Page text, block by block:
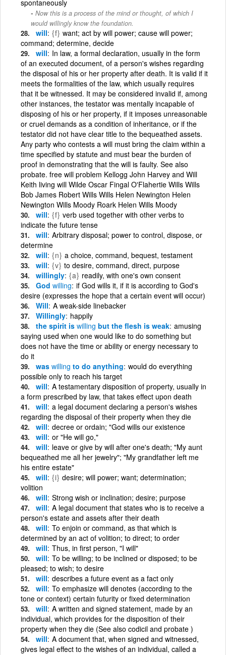
spontaneously
Now this is a process of the mind or thought, of which I
would willingly know the foundation.
will {f} want; act by will power; cause will power;
command; determine, decide
will In law, a formal declaration, usually in the form
of an executed document, of a person's wishes regarding
the disposal of his or her property after death. It is valid if it
meets the formalities of the law, which usually requires
that it be witnessed. It may be considered invalid if, among
other instances, the testator was mentally incapable of
disposing of his or her property, if it imposes unreasonable
or cruel demands as a condition of inheritance, or if the
testator did not have clear title to the bequeathed assets.
Any party who contests a will must bring the claim within a
time specified by statute and must bear the burden of
proof in demonstrating that the will is faulty. See also
probate. free will problem Kellogg John Harvey and Will
Keith living will Wilde Oscar Fingal O'Flahertie Wills Wills
Bob James Robert Wills Wills Helen Newington Helen
Newington Wills Moody Roark Helen Wills Moody
will {f} verb used together with other verbs to
indicate the future tense
will Arbitrary disposal; power to control, dispose, or
determine
will {n} a choice, command, bequest, testament
will {v} to desire, command, direct, purpose
willingly {a} readily, with one's own consent
God willing if God wills it, if it is according to God's
desire (expresses the hope that a certain event will occur)
Will A weak-side linebacker
Willingly happily
the spirit is willing but the flesh is weak amusing
saying used when one would like to do something but
does not have the time or ability or energy necessary to
do it
was willing to do anything would do everything
possible only to reach his target
will A testamentary disposition of property, usually in
a form prescribed by law, that takes effect upon death
will a legal document declaring a person's wishes
regarding the disposal of their property when they die
will decree or ordain; "God wills our existence
will or "He will go,"
will leave or give by will after one's death; "My aunt
bequeathed me all her jewelry"; "My grandfather left me
his entire estate"
will {i} desire; will power; want; determination;
volition
will Strong wish or inclination; desire; purpose
will A legal document that states who is to receive a
person's estate and assets after their death
will To enjoin or command, as that which is
determined by an act of volition; to direct; to order
will Thus, in first person, "I will"
will To be willing; to be inclined or disposed; to be
pleased; to wish; to desire
will describes a future event as a fact only
will To emphasize will denotes (according to the
tone or context) certain futurity or fixed determination
will A written and signed statement, made by an
individual, which provides for the disposition of their
property when they die (See also codicil and probate )
will A document that, when signed and witnessed,
gives legal effect to the wishes of an individual, called a